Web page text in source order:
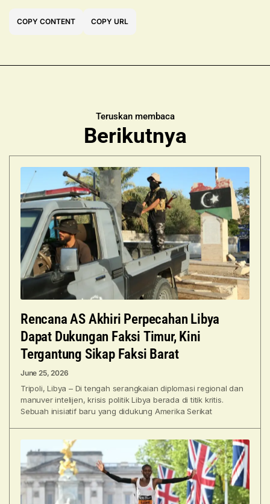
COPY CONTENT COPY URL
Teruskan membaca
Berikutnya
Rencana AS Akhiri Perpecahan Libya
Dapat Dukungan Faksi Timur, Kini
Tergantung Sikap Faksi Barat
June 25, 2026
Tripoli, Libya – Di tengah serangkaian diplomasi regional dan
manuver intelijen, krisis politik Libya berada di titik kritis.
Sebuah inisiatif baru yang didukung Amerika Serikat